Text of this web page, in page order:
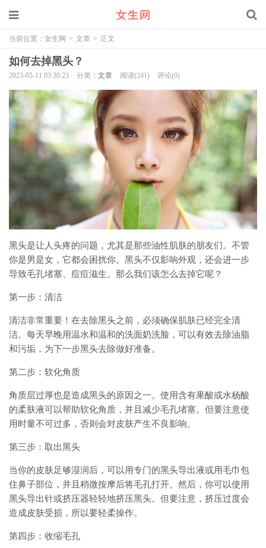
当前位置： 女生网 > 文章 > 正文
如何去掉黑头？
2023-05-11 03:30:23 分类： 文章 阅读(241) 评论(0)
黑头是让人头疼的问题，尤其是那些油性肌肤的朋友们。不管
你是男是女，它都会困扰你。黑头不仅影响外观，还会进一步
导致毛孔堵塞、痘痘滋生。那么我们该怎么去掉它呢？
第一步：清洁
清洁非常重要！在去除黑头之前，必须确保肌肤已经完全清
洁。每天早晚用温水和温和的洗面奶洗脸，可以有效去除油脂
和污垢，为下一步黑头去除做好准备。
第二步：软化角质
角质层过厚也是造成黑头的原因之一。使用含有果酸或水杨酸
的柔肤液可以帮助软化角质，并且减少毛孔堵塞。但要注意使
用时量不可过多，否则会对皮肤产生不良影响。
第三步：取出黑头
当你的皮肤足够湿润后，可以用专门的黑头导出液或用毛巾包
住鼻子部位，并且稍微按摩后将毛孔打开。然后，你可以使用
黑头导出针或挤压器轻轻地挤压黑头。但要注意，挤压过度会
造成皮肤受损，所以要轻柔操作。
第四步：收缩毛孔